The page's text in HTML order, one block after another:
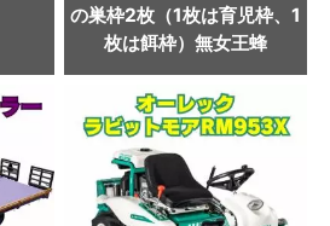
の巣枠2枚（1枚は育児枠、1
枚は餌枠）無女王蜂